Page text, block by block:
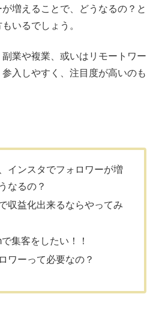
増えることで、どうなるの？と
いるでしょう。
業や複業、或いはリモートワー
入しやすく、注目度が高いのも
インスタでフォロワーが増
なるの？
収益化出来るならやってみ
で集客をしたい！！
ワーって必要なの？